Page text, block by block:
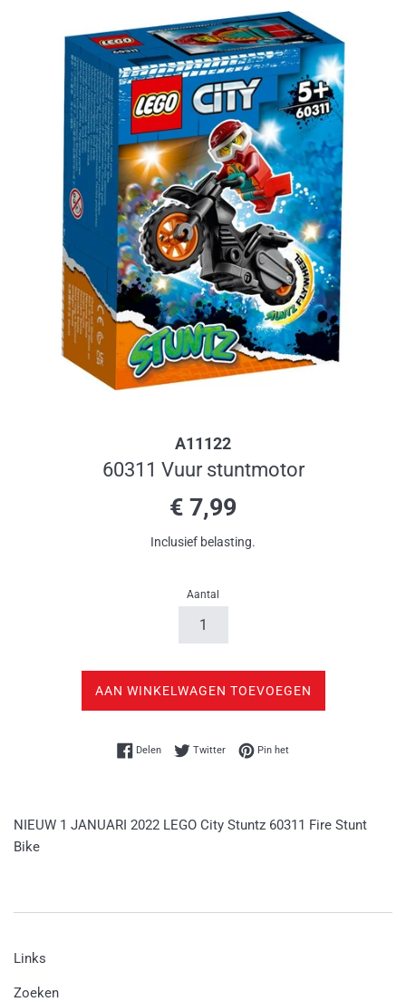
A11122
60311 Vuur stuntmotor
Normale
prijs
€ 7,99
Inclusief belasting.
Aantal
AAN WINKELWAGEN TOEVOEGEN
DelenDelen op Facebook
TwitterTwitteren op Twitter
Pin hetPinnen op Pinterest
NIEUW 1 JANUARI 2022 LEGO City Stuntz 60311 Fire Stunt
Bike
Links
Zoeken